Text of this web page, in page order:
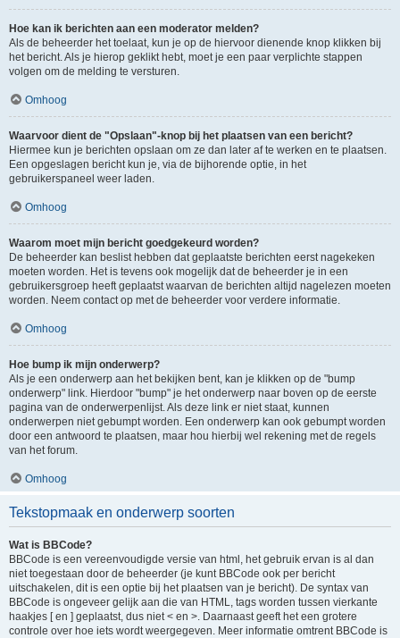
Hoe kan ik berichten aan een moderator melden?
Als de beheerder het toelaat, kun je op de hiervoor dienende knop klikken bij
het bericht. Als je hierop geklikt hebt, moet je een paar verplichte stappen
volgen om de melding te versturen.
Omhoog
Waarvoor dient de "Opslaan"-knop bij het plaatsen van een bericht?
Hiermee kun je berichten opslaan om ze dan later af te werken en te plaatsen.
Een opgeslagen bericht kun je, via de bijhorende optie, in het
gebruikerspaneel weer laden.
Omhoog
Waarom moet mijn bericht goedgekeurd worden?
De beheerder kan beslist hebben dat geplaatste berichten eerst nagekeken
moeten worden. Het is tevens ook mogelijk dat de beheerder je in een
gebruikersgroep heeft geplaatst waarvan de berichten altijd nagelezen moeten
worden. Neem contact op met de beheerder voor verdere informatie.
Omhoog
Hoe bump ik mijn onderwerp?
Als je een onderwerp aan het bekijken bent, kan je klikken op de "bump
onderwerp" link. Hierdoor "bump" je het onderwerp naar boven op de eerste
pagina van de onderwerpenlijst. Als deze link er niet staat, kunnen
onderwerpen niet gebumpt worden. Een onderwerp kan ook gebumpt worden
door een antwoord te plaatsen, maar hou hierbij wel rekening met de regels
van het forum.
Omhoog
Tekstopmaak en onderwerp soorten
Wat is BBCode?
BBCode is een vereenvoudigde versie van html, het gebruik ervan is al dan
niet toegestaan door de beheerder (je kunt BBCode ook per bericht
uitschakelen, dit is een optie bij het plaatsen van je bericht). De syntax van
BBCode is ongeveer gelijk aan die van HTML, tags worden tussen vierkante
haakjes [ en ] geplaatst, dus niet < en >. Daarnaast geeft het een grotere
controle over hoe iets wordt weergegeven. Meer informatie omtrent BBCode is